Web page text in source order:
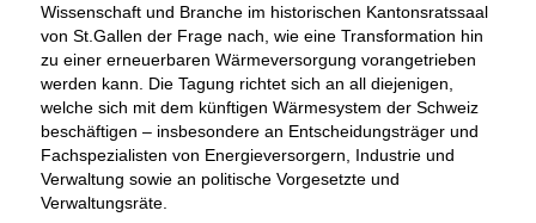
Wissenschaft und Branche im historischen Kantonsratssaal
von St.Gallen der Frage nach, wie eine Transformation hin
zu einer erneuerbaren Wärmeversorgung vorangetrieben
werden kann. Die Tagung richtet sich an all diejenigen,
welche sich mit dem künftigen Wärmesystem der Schweiz
beschäftigen – insbesondere an Entscheidungsträger und
Fachspezialisten von Energieversorgern, Industrie und
Verwaltung sowie an politische Vorgesetzte und
Verwaltungsräte.